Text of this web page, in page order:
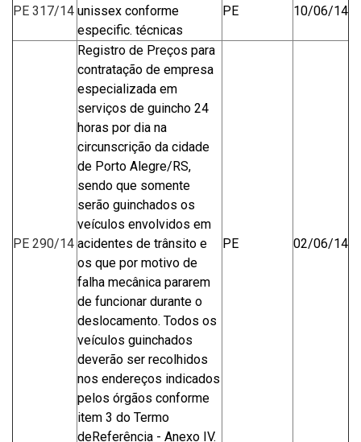
PE 317/14 unissex conforme
especific. técnicas
PE 10/06/14
PE 290/14
Registro de Preços para
contratação de empresa
especializada em
serviços de guincho 24
horas por dia na
circunscrição da cidade
de Porto Alegre/RS,
sendo que somente
serão guinchados os
veículos envolvidos em
acidentes de trânsito e
os que por motivo de
falha mecânica pararem
de funcionar durante o
deslocamento. Todos os
veículos guinchados
deverão ser recolhidos
nos endereços indicados
pelos órgãos conforme
item 3 do Termo
deReferência - Anexo IV.
PE 02/06/14